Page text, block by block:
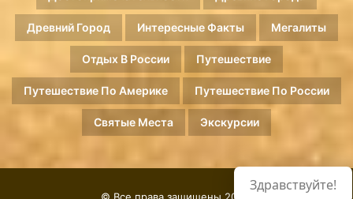
Древний Город Интересные Факты Мегалиты
Отдых В России Путешествие
Путешествие По Америке Путешествие По России
Святые Места Экскурсии
Здравствуйте!